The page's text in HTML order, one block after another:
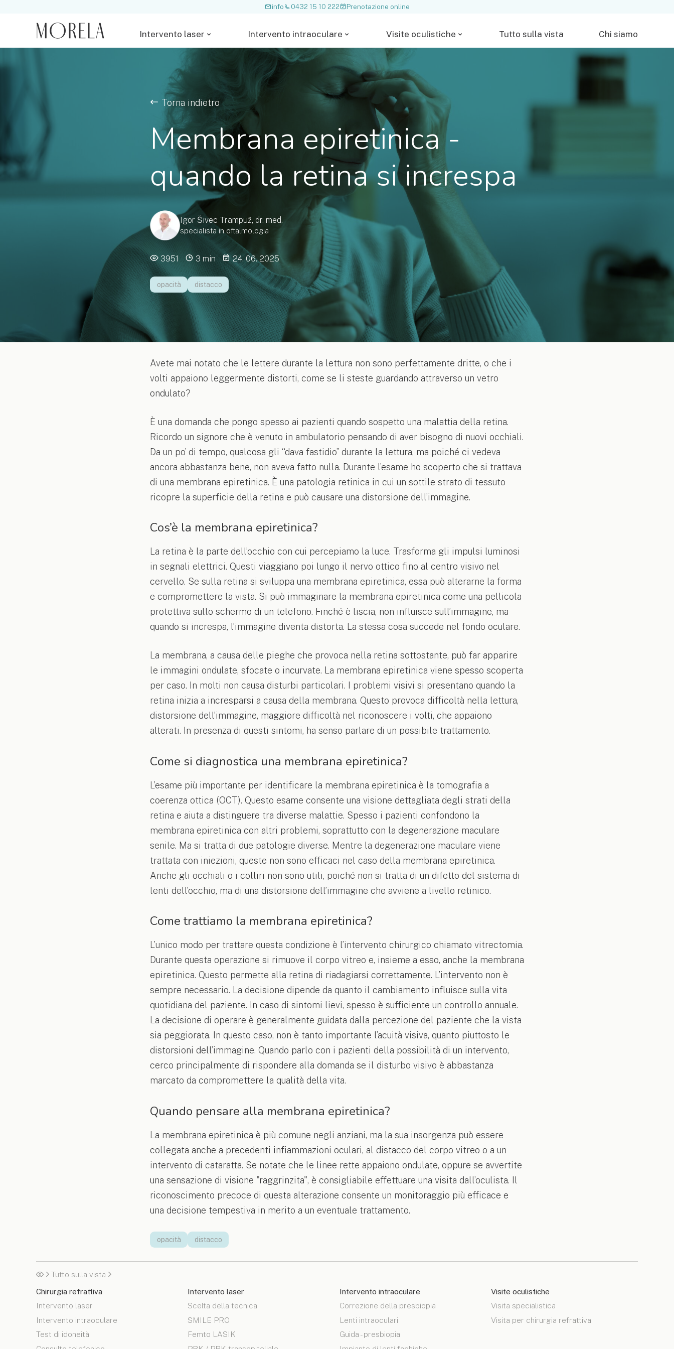
info 0432 15 10 222 Prenotazione online
Intervento laser Intervento intraoculare Visite oculistiche Tutto sulla vista Chi siamo
Torna indietro
Membrana epiretinica -
quando la retina si increspa
Igor Šivec Trampuž, dr. med.
specialista in oftalmologia
3951 3 min 24. 06. 2025
opacità distacco
Avete mai notato che le lettere durante la lettura non sono perfettamente dritte, o che i
volti appaiono leggermente distorti, come se li steste guardando attraverso un vetro
ondulato?
È una domanda che pongo spesso ai pazienti quando sospetto una malattia della retina.
Ricordo un signore che è venuto in ambulatorio pensando di aver bisogno di nuovi occhiali.
Da un po’ di tempo, qualcosa gli “dava fastidio” durante la lettura, ma poiché ci vedeva
ancora abbastanza bene, non aveva fatto nulla. Durante l’esame ho scoperto che si trattava
di una membrana epiretinica. È una patologia retinica in cui un sottile strato di tessuto
ricopre la superficie della retina e può causare una distorsione dell’immagine.
Cos’è la membrana epiretinica?
La retina è la parte dell’occhio con cui percepiamo la luce. Trasforma gli impulsi luminosi
in segnali elettrici. Questi viaggiano poi lungo il nervo ottico fino al centro visivo nel
cervello. Se sulla retina si sviluppa una membrana epiretinica, essa può alterarne la forma
e compromettere la vista. Si può immaginare la membrana epiretinica come una pellicola
protettiva sullo schermo di un telefono. Finché è liscia, non influisce sull’immagine, ma
quando si increspa, l’immagine diventa distorta. La stessa cosa succede nel fondo oculare.
La membrana, a causa delle pieghe che provoca nella retina sottostante, può far apparire
le immagini ondulate, sfocate o incurvate. La membrana epiretinica viene spesso scoperta
per caso. In molti non causa disturbi particolari. I problemi visivi si presentano quando la
retina inizia a incresparsi a causa della membrana. Questo provoca difficoltà nella lettura,
distorsione dell’immagine, maggiore difficoltà nel riconoscere i volti, che appaiono
alterati. In presenza di questi sintomi, ha senso parlare di un possibile trattamento.
Come si diagnostica una membrana epiretinica?
L’esame più importante per identificare la membrana epiretinica è la tomografia a
coerenza ottica (OCT). Questo esame consente una visione dettagliata degli strati della
retina e aiuta a distinguere tra diverse malattie. Spesso i pazienti confondono la
membrana epiretinica con altri problemi, soprattutto con la degenerazione maculare
senile. Ma si tratta di due patologie diverse. Mentre la degenerazione maculare viene
trattata con iniezioni, queste non sono efficaci nel caso della membrana epiretinica.
Anche gli occhiali o i colliri non sono utili, poiché non si tratta di un difetto del sistema di
lenti dell’occhio, ma di una distorsione dell’immagine che avviene a livello retinico.
Come trattiamo la membrana epiretinica?
L’unico modo per trattare questa condizione è l’intervento chirurgico chiamato vitrectomia.
Durante questa operazione si rimuove il corpo vitreo e, insieme a esso, anche la membrana
epiretinica. Questo permette alla retina di riadagiarsi correttamente. L’intervento non è
sempre necessario. La decisione dipende da quanto il cambiamento influisce sulla vita
quotidiana del paziente. In caso di sintomi lievi, spesso è sufficiente un controllo annuale.
La decisione di operare è generalmente guidata dalla percezione del paziente che la vista
sia peggiorata. In questo caso, non è tanto importante l’acuità visiva, quanto piuttosto le
distorsioni dell’immagine. Quando parlo con i pazienti della possibilità di un intervento,
cerco principalmente di rispondere alla domanda se il disturbo visivo è abbastanza
marcato da compromettere la qualità della vita.
Quando pensare alla membrana epiretinica?
La membrana epiretinica è più comune negli anziani, ma la sua insorgenza può essere
collegata anche a precedenti infiammazioni oculari, al distacco del corpo vitreo o a un
intervento di cataratta. Se notate che le linee rette appaiono ondulate, oppure se avvertite
una sensazione di visione "raggrinzita", è consigliabile effettuare una visita dall’oculista. Il
riconoscimento precoce di questa alterazione consente un monitoraggio più efficace e
una decisione tempestiva in merito a un eventuale trattamento.
opacità distacco
Tutto sulla vista
Chirurgia refrattiva
Intervento laser
Intervento intraoculare
Test di idoneità
Intervento laser
Scelta della tecnica
SMILE PRO
Femto LASIK
Intervento intraoculare
Correzione della presbiopia
Lenti intraoculari
Guida - presbiopia
Visite oculistiche
Visita specialistica
Visita per chirurgia refrattiva